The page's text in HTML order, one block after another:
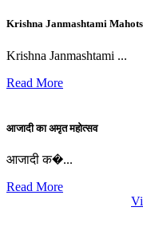
Krishna Janmashtami
Krishna Janmashtami ...
Read More
आजादी का अमृत महोत्सव
आजादी क�...
Read More